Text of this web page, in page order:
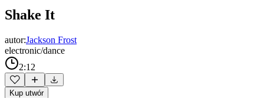
Shake It
autor:Jackson Frost
electronic/dance
2:12
Kup utwór